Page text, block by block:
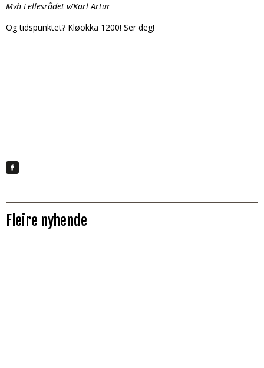
Mvh Fellesrådet v/Karl Artur
Og tidspunktet? Kløokka 1200! Ser deg!
Fleire nyhende